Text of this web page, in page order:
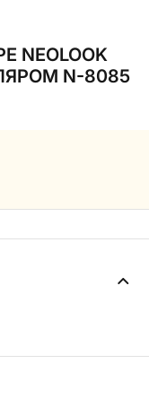
N-8085